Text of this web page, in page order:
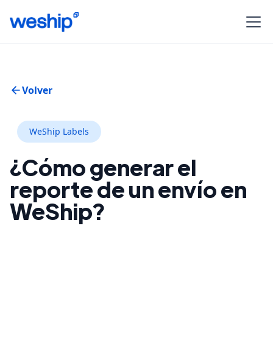
Volver
WeShip Labels
¿Cómo generar el
reporte de un envío en
WeShip?